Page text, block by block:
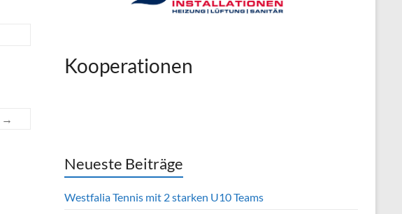
→
Kooperationen
Neueste Beiträge
Westfalia Tennis mit 2 starken U10 Teams